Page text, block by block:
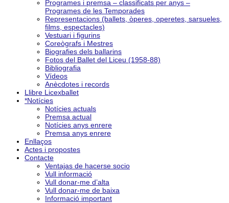
Programes i premsa – classificats per anys –
Programes de les Temporades
Representacions (ballets, òperes, operetes, sarsueles,
films, espectacles)
Vestuari i figurins
Coreògrafs i Mestres
Biografies dels ballarins
Fotos del Ballet del Liceu (1958-88)
Bibliografia
Vídeos
Anècdotes i records
Llibre Licexballet
*Notícies
Notícies actuals
Premsa actual
Notícies anys enrere
Premsa anys enrere
Enllaços
Actes i propostes
Contacte
Ventajas de hacerse socio
Vull informació
Vull donar-me d’alta
Vull donar-me de baixa
Informació important